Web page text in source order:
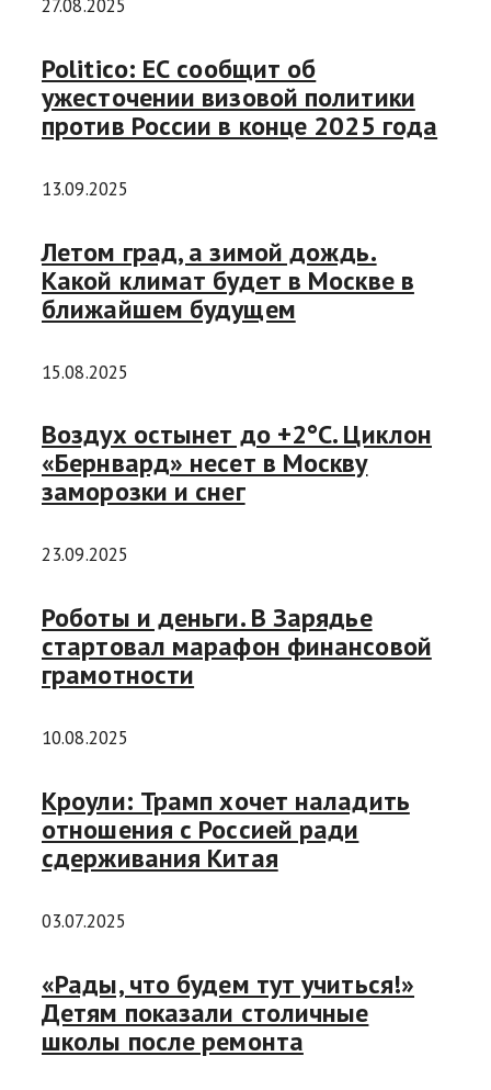
27.08.2025
Politico: ЕС сообщит об
ужесточении визовой политики
против России в конце 2025 года
13.09.2025
Летом град, а зимой дождь.
Какой климат будет в Москве в
ближайшем будущем
15.08.2025
Воздух остынет до +2°C. Циклон
«Бернвард» несет в Москву
заморозки и снег
23.09.2025
Роботы и деньги. В Зарядье
стартовал марафон финансовой
грамотности
10.08.2025
Кроули: Трамп хочет наладить
отношения с Россией ради
сдерживания Китая
03.07.2025
«Рады, что будем тут учиться!»
Детям показали столичные
школы после ремонта